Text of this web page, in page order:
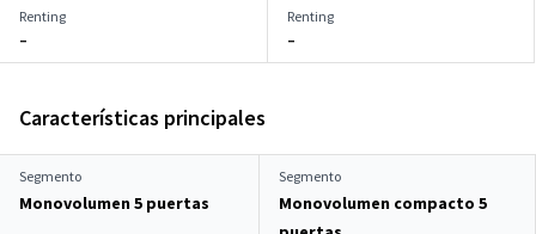
Renting
–
Renting
–
Características principales
Segmento
Monovolumen 5 puertas
Segmento
Monovolumen compacto 5